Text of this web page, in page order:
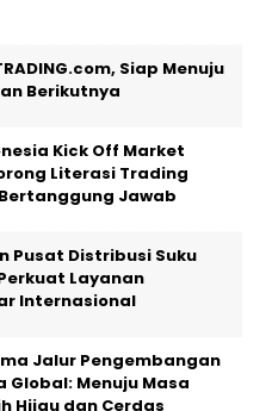
Siap Menuju
Berikutnya
Kick Off Market
Literasi Trading
Jawab
Pusat Distribusi Suku
Layanan
Internasional
Jalur Pengembangan
Global: Menuju Masa
Hijau dan Cerdas